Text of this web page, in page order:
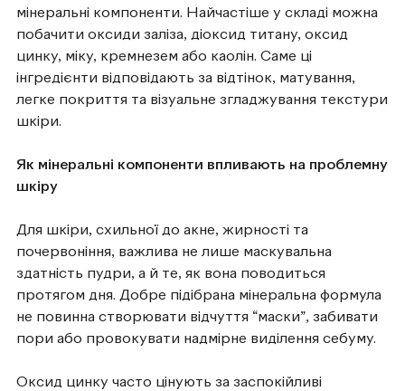
мінеральні компоненти. Найчастіше у складі можна
побачити оксиди заліза, діоксид титану, оксид
цинку, міку, кремнезем або каолін. Саме ці
інгредієнти відповідають за відтінок, матування,
легке покриття та візуальне згладжування текстури
шкіри.
Як мінеральні компоненти впливають на проблемну
шкіру
Для шкіри, схильної до акне, жирності та
почервоніння, важлива не лише маскувальна
здатність пудри, а й те, як вона поводиться
протягом дня. Добре підібрана мінеральна формула
не повинна створювати відчуття “маски”, забивати
пори або провокувати надмірне виділення себуму.
Оксид цинку часто цінують за заспокійливі